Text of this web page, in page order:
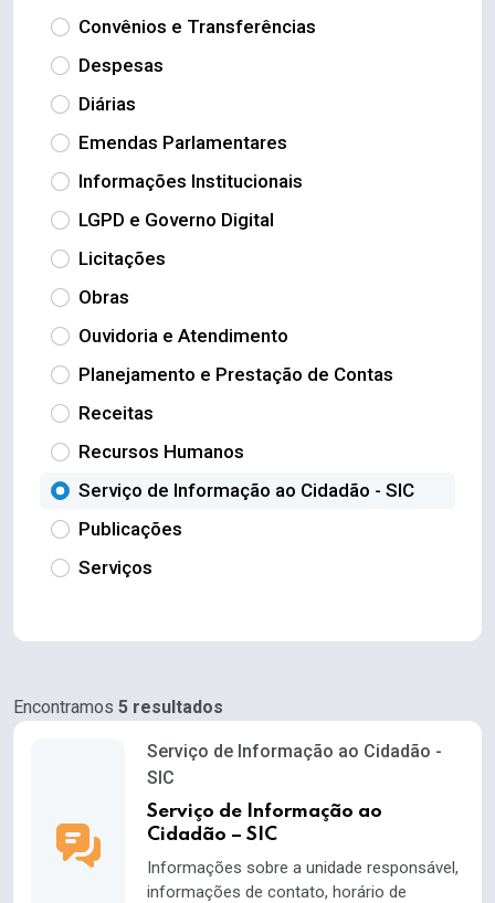
Convênios e Transferências
Despesas
Diárias
Emendas Parlamentares
Informações Institucionais
LGPD e Governo Digital
Licitações
Obras
Ouvidoria e Atendimento
Planejamento e Prestação de Contas
Receitas
Recursos Humanos
Serviço de Informação ao Cidadão - SIC
Publicações
Serviços
Encontramos 5 resultados
Serviço de Informação ao Cidadão -
SIC
Serviço de Informação ao
Cidadão – SIC
Informações sobre a unidade responsável,
informações de contato, horário de